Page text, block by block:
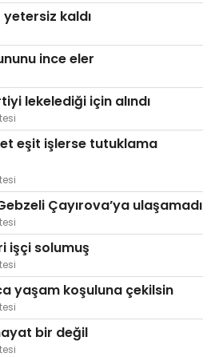
yetersiz kaldı
ince eler
lekelediği için alındı
eşit işlerse tutuklama
Çayırova’ya ulaşamadı
işçi solumuş
yaşam koşuluna çekilsin
bir değil